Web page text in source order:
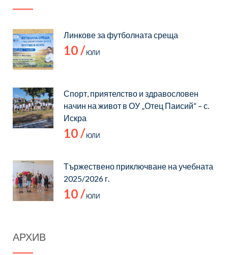
Линкове за футболната среща
10 / ЮЛИ
Спорт, приятелство и здравословен
начин на живот в ОУ „Отец Паисий“ – с.
Искра
10 / ЮЛИ
Тържествено приключване на учебната
2025/2026 г.
10 / ЮЛИ
АРХИВ